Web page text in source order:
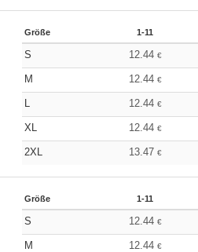
Größe 1-11
S 12.44 €
M 12.44 €
L 12.44 €
XL 12.44 €
2XL 13.47 €
Größe 1-11
S 12.44 €
M 12.44 €